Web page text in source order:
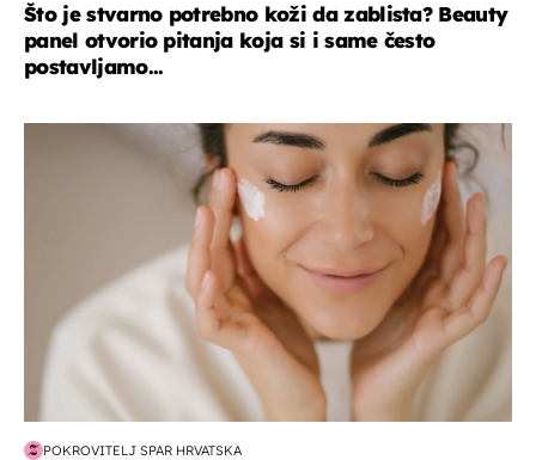
Što je stvarno potrebno koži da zablista? Beauty
panel otvorio pitanja koja si i same često
postavljamo...
moda & ljepota
POKROVITELJ SPAR HRVATSKA